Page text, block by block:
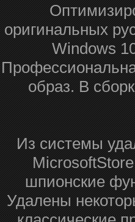
оригинальных
Windows
образ. В
Из системы
шпионские
Удалены